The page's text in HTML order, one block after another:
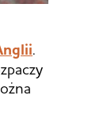
.